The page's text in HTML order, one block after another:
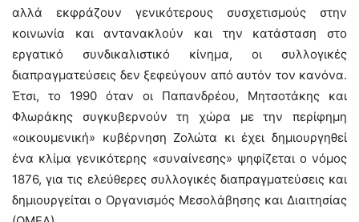
αλλά εκφράζουν γενικότερους συσχετισμούς στην
κοινωνία και αντανακλούν και την κατάσταση στο
εργατικό συνδικαλιστικό κίνημα, οι συλλογικές
διαπραγματεύσεις δεν ξεφεύγουν από αυτόν τον κανόνα.
Έτσι, το 1990 όταν οι Παπανδρέου, Μητσοτάκης και
Φλωράκης συγκυβερνούν τη χώρα με την περίφημη
«οικουμενική» κυβέρνηση Ζολώτα κι έχει δημιουργηθεί
ένα κλίμα γενικότερης «συναίνεσης» ψηφίζεται ο νόμος
1876, για τις ελεύθερες συλλογικές διαπραγματεύσεις και
δημιουργείται ο Οργανισμός Μεσολάβησης και Διαιτησίας